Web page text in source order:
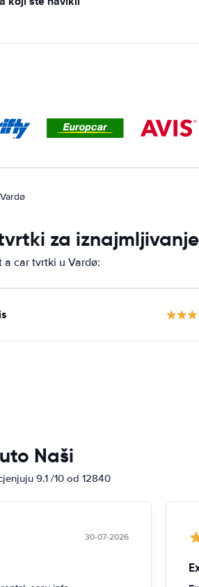
za
a car tvrtki u Vardø:
Naši
9.1 /10 od 12840
30-07-2026